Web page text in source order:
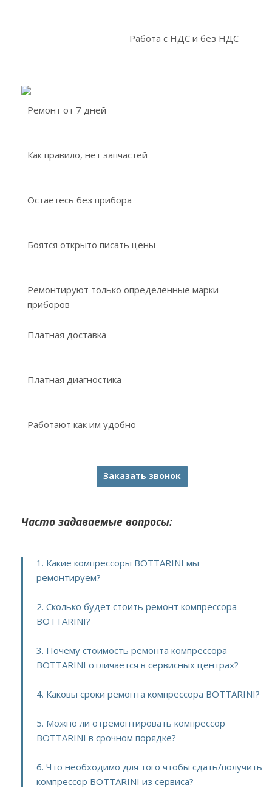
Работа с НДС и без НДС
Ремонт от 7 дней
Как правило, нет запчастей
Остаетесь без прибора
Боятся открыто писать цены
Ремонтируют только определенные марки
приборов
Платная доставка
Платная диагностика
Работают как им удобно
Заказать звонок
Часто задаваемые вопросы:
1. Какие компрессоры BOTTARINI мы
ремонтируем?
2. Сколько будет стоить ремонт компрессора
BOTTARINI?
3. Почему стоимость ремонта компрессора
BOTTARINI отличается в сервисных центрах?
4. Каковы сроки ремонта компрессора BOTTARINI?
5. Можно ли отремонтировать компрессор
BOTTARINI в срочном порядке?
6. Что необходимо для того чтобы сдать/получить
компрессор BOTTARINI из сервиса?